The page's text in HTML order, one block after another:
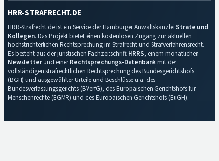
HRR-STRAFRECHT.DE
HRR-Strafrecht.de ist ein Service der Hamburger Anwaltskanzlei Strate und
Kollegen. Das Projekt bietet einen kostenlosen Zugang zur aktuellen
höchstrichterlichen Rechtsprechung im Strafrecht und Strafverfahrensrecht.
Es besteht aus der juristischen Fachzeitschrift HRRS, einem monatlichen
Newsletterund einerRechtsprechungs-Datenbankmit der
vollständigen strafrechtlichen Rechtsprechung des Bundesgerichtshofs
(BGH) und ausgewählter Urteile und Beschlüsse u.a. des
Bundesverfassungsgerichts (BVerfG), des Europäischen Gerichtshofs für
Menschenrechte (EGMR) und des Europäischen Gerichtshofs (EuGH).